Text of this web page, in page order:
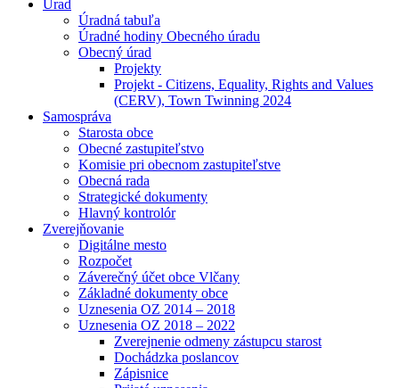
Úrad
Úradná tabuľa
Úradné hodiny Obecného úradu
Obecný úrad
Projekty
Projekt - Citizens, Equality, Rights and Values
(CERV), Town Twinning 2024
Samospráva
Starosta obce
Obecné zastupiteľstvo
Komisie pri obecnom zastupiteľstve
Obecná rada
Strategické dokumenty
Hlavný kontrolór
Zverejňovanie
Digitálne mesto
Rozpočet
Záverečný účet obce Vlčany
Základné dokumenty obce
Uznesenia OZ 2014 – 2018
Uznesenia OZ 2018 – 2022
Zverejnenie odmeny zástupcu starost
Dochádzka poslancov
Zápisnice